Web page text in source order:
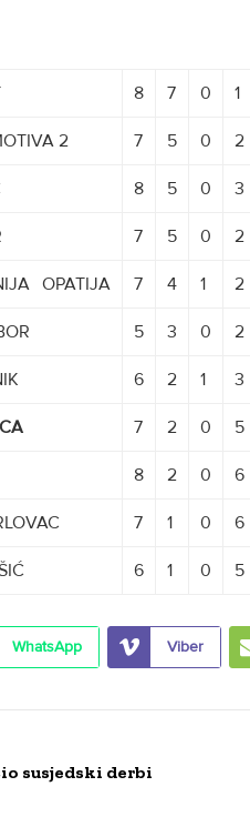
8 7 0 1
2 7 5 0 2
8 5 0 3
7 5 0 2
O OPATIJA 7 4 1 2
5 3 0 2
6 2 1 3
7 2 0 5
8 2 0 6
7 1 0 6
6 1 0 5
WhatsApp Viber
susjedski derbi